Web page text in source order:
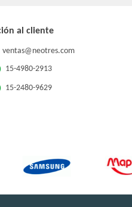
al cliente
ventas@neotres.com
15-4980-2913
15-2480-9629